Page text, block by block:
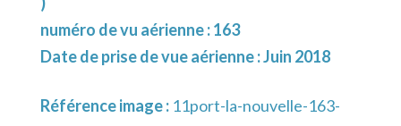
numéro de vu aérienne : 163
Date de prise de vue aérienne : Juin 2018
Référence image : 11port-la-nouvelle-163-